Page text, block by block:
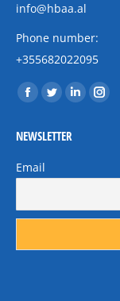
info@hbaa.al
Phone number:
+355682022095
Find us on:
Facebook
opens
in
Twitter
opens
Linkedin
NEWSLETTER
Email